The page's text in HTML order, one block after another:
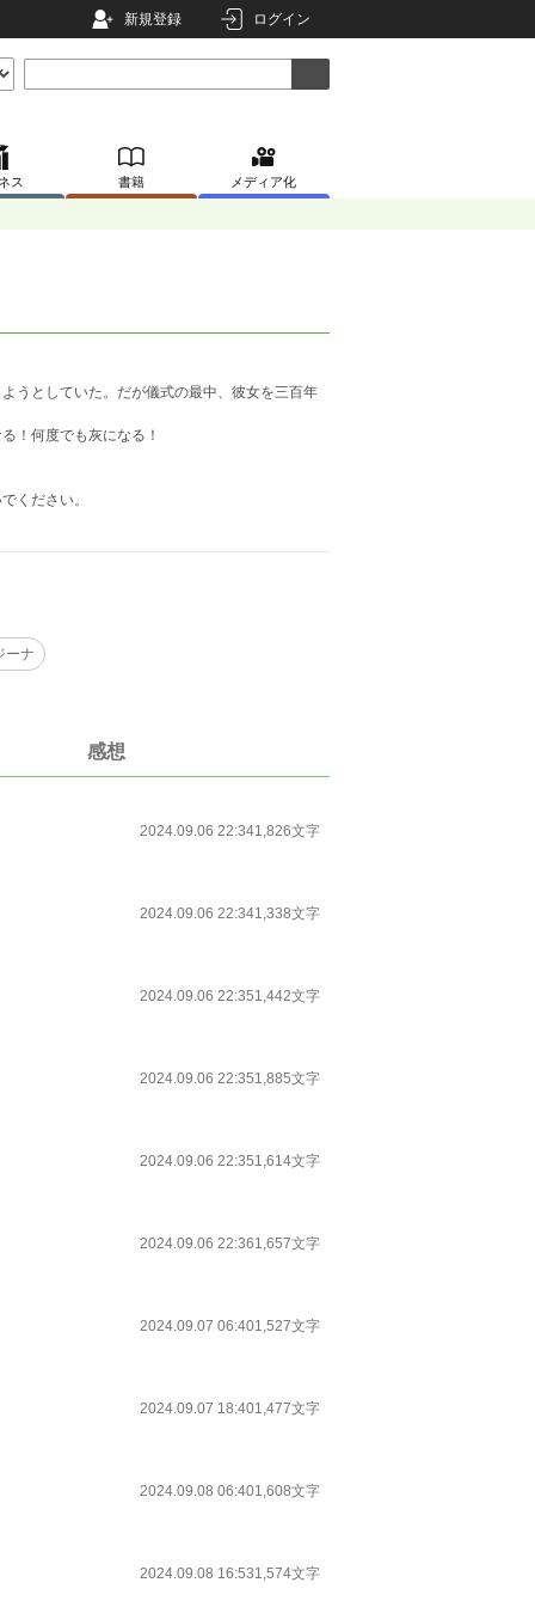
新規登録 ログイン
ス 書籍 メディア化
うとしていた。だが儀式の最中、彼女を三百年
！何度でも灰になる！
ください。
ーナ
感想
2024.09.06 22:341,826文字
2024.09.06 22:341,338文字
2024.09.06 22:351,442文字
2024.09.06 22:351,885文字
2024.09.06 22:351,614文字
2024.09.06 22:361,657文字
2024.09.07 06:401,527文字
2024.09.07 18:401,477文字
2024.09.08 06:401,608文字
2024.09.08 16:531,574文字